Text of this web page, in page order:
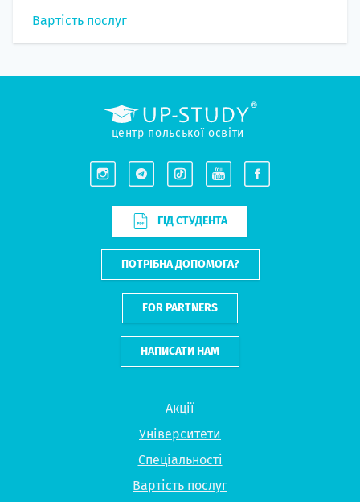
Вартість послуг
Акції
Університети
Спеціальності
Вартість послуг
центр польської освіти
ГІД СТУДЕНТА
ПОТРІБНА ДОПОМОГА?
FOR PARTNERS
НАПИСАТИ НАМ